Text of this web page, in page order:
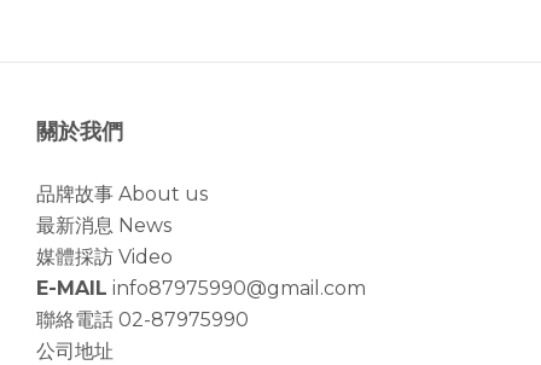
關於我們
品牌故事 About us
最新消息 News
媒體採訪 Video
E-MAIL info87975990@gmail.com
聯絡電話 02-87975990
公司地址